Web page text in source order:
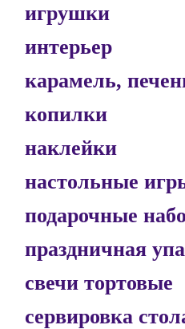
игрушки
интерьер
карамель,
копилки
наклейки
настольные
подарочные
праздничная
свечи тортовые
сервировка